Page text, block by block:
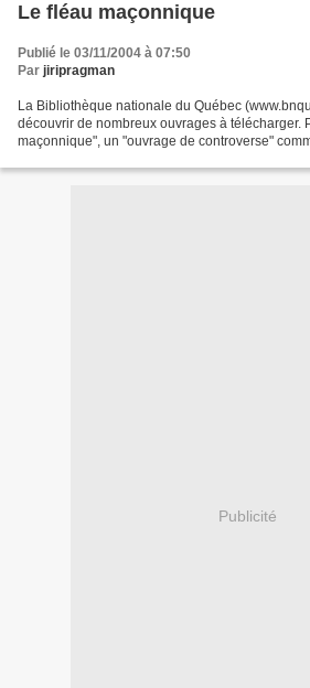
Le fléau maçonnique
Publié le 03/11/2004 à 07:50
Par jiripragman
La Bibliothèque nationale du Québec
découvrir de nombreux ouvrages à télécharger.
maçonnique", un "ouvrage de controverse"
Publicité